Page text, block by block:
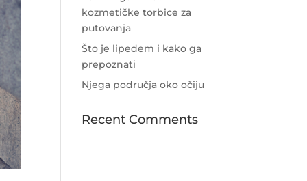
kozmetičke torbice za
putovanja
Što je lipedem i kako ga
prepoznati
Njega područja oko očiju
Recent Comments